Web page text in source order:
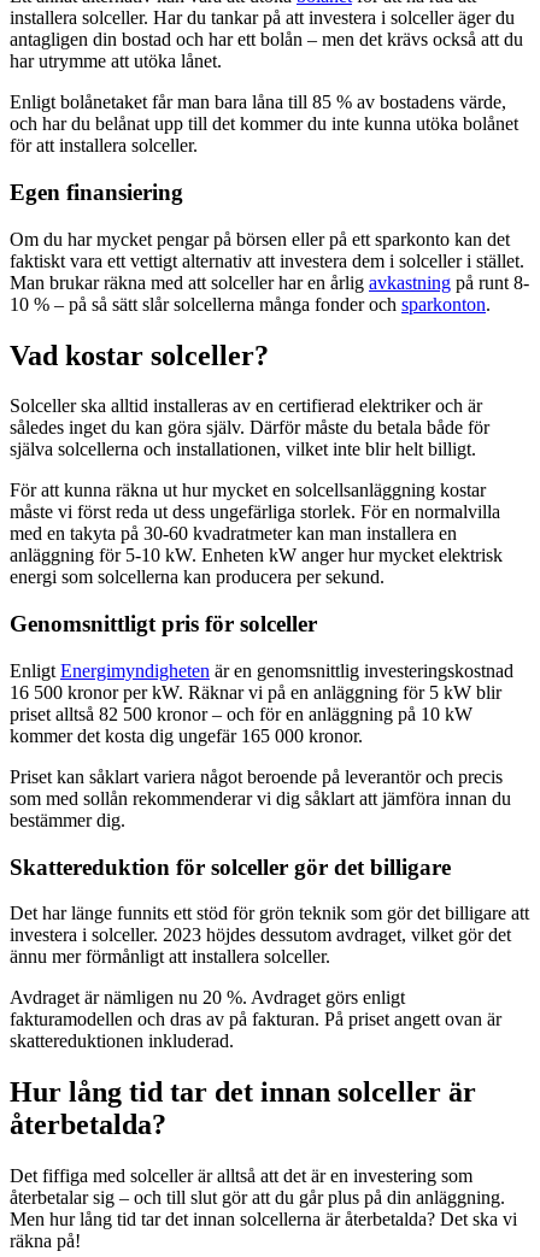
installera solceller. Har du tankar på att investera i solceller äger du
antagligen din bostad och har ett bolån – men det krävs också att du
har utrymme att utöka lånet.
Enligt bolånetaket får man bara låna till 85 % av bostadens värde,
och har du belånat upp till det kommer du inte kunna utöka bolånet
för att installera solceller.
Egen finansiering
Om du har mycket pengar på börsen eller på ett sparkonto kan det
faktiskt vara ett vettigt alternativ att investera dem i solceller i stället.
Man brukar räkna med att solceller har en årlig avkastning på runt 8-
10 % – på så sätt slår solcellerna många fonder och sparkonton.
Vad kostar solceller?
Solceller ska alltid installeras av en certifierad elektriker och är
således inget du kan göra själv. Därför måste du betala både för
själva solcellerna och installationen, vilket inte blir helt billigt.
För att kunna räkna ut hur mycket en solcellsanläggning kostar
måste vi först reda ut dess ungefärliga storlek. För en normalvilla
med en takyta på 30-60 kvadratmeter kan man installera en
anläggning för 5-10 kW. Enheten kW anger hur mycket elektrisk
energi som solcellerna kan producera per sekund.
Genomsnittligt pris för solceller
Enligt Energimyndigheten är en genomsnittlig investeringskostnad
16 500 kronor per kW. Räknar vi på en anläggning för 5 kW blir
priset alltså 82 500 kronor – och för en anläggning på 10 kW
kommer det kosta dig ungefär 165 000 kronor.
Priset kan såklart variera något beroende på leverantör och precis
som med sollån rekommenderar vi dig såklart att jämföra innan du
bestämmer dig.
Skattereduktion för solceller gör det billigare
Det har länge funnits ett stöd för grön teknik som gör det billigare att
investera i solceller. 2023 höjdes dessutom avdraget, vilket gör det
ännu mer förmånligt att installera solceller.
Avdraget är nämligen nu 20 %. Avdraget görs enligt
fakturamodellen och dras av på fakturan. På priset angett ovan är
skattereduktionen inkluderad.
Hur lång tid tar det innan solceller är
återbetalda?
Det fiffiga med solceller är alltså att det är en investering som
återbetalar sig – och till slut gör att du går plus på din anläggning.
Men hur lång tid tar det innan solcellerna är återbetalda? Det ska vi
räkna på!